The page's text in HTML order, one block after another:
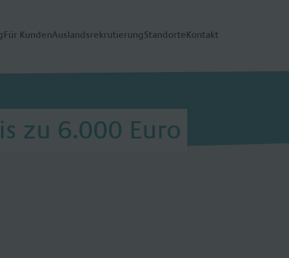
Für KundenAuslandsrekrutierungStandorteKontakt
zu 6.000 Euro